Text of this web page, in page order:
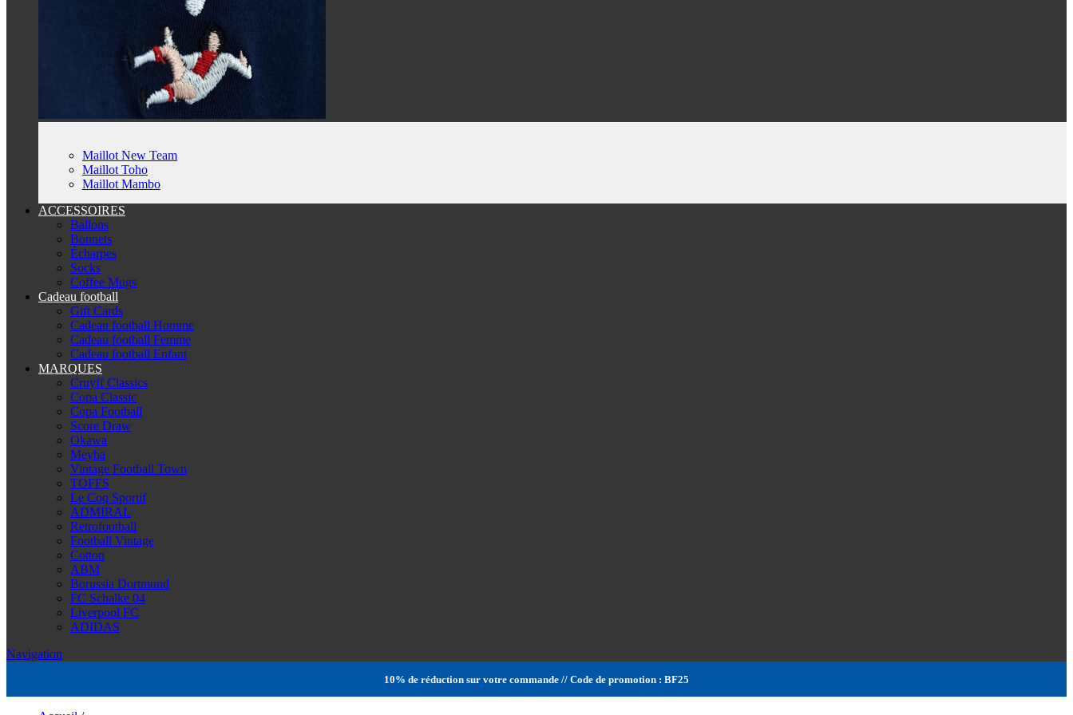
Maillot New Team
Maillot Toho
Maillot Mambo
ACCESSOIRES
Ballons
Bonnets
Écharpes
Socks
Coffee Mugs
Cadeau football
Gift Cards
Cadeau football Homme
Cadeau football Femme
Cadeau football Enfant
MARQUES
Cruyff Classics
Copa Classic
Copa Football
Score Draw
Okawa
Meyba
Vintage Football Town
TOFFS
Le Coq Sportif
ADMIRAL
Retrofootball
Football Vintage
Cotton
ABM
Borussia Dortmund
FC Schalke 04
Liverpool FC
ADIDAS
Navigation
10% de réduction sur votre commande // Code de promotion : BF25